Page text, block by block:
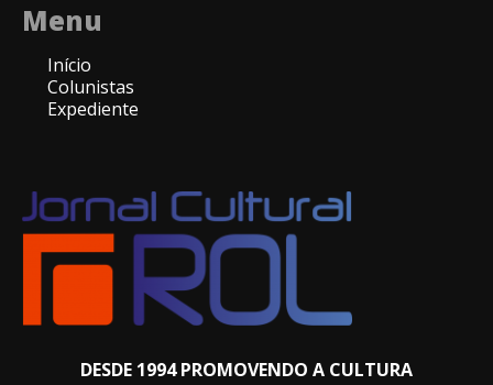
Menu
Início
Colunistas
Expediente
DESDE 1994 PROMOVENDO A CULTURA